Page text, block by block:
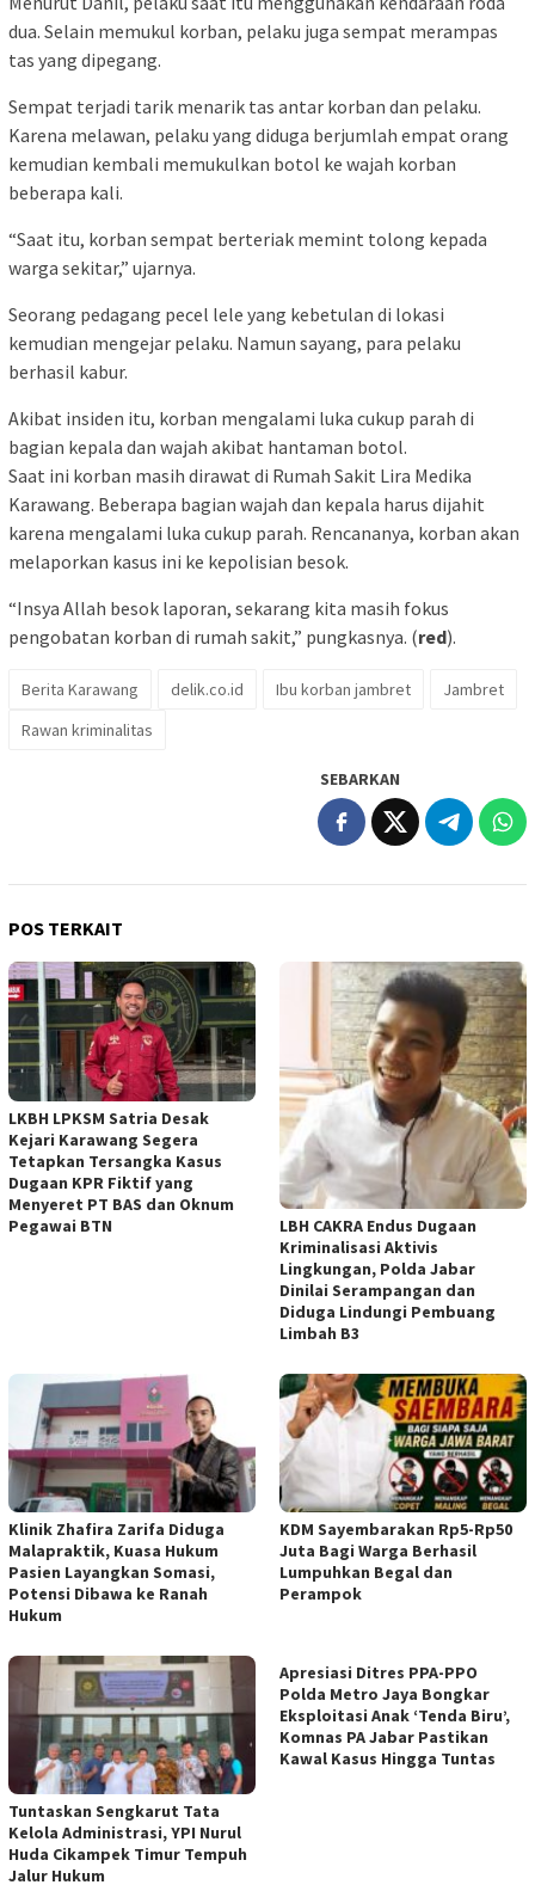
dua. Selain memukul korban, pelaku juga sempat merampas
tas yang dipegang.
Sempat terjadi tarik menarik tas antar korban dan pelaku.
Karena melawan, pelaku yang diduga berjumlah empat orang
kemudian kembali memukulkan botol ke wajah korban
beberapa kali.
“Saat itu, korban sempat berteriak memint tolong kepada
warga sekitar,” ujarnya.
Seorang pedagang pecel lele yang kebetulan di lokasi
kemudian mengejar pelaku. Namun sayang, para pelaku
berhasil kabur.
Akibat insiden itu, korban mengalami luka cukup parah di
bagian kepala dan wajah akibat hantaman botol.
Saat ini korban masih dirawat di Rumah Sakit Lira Medika
Karawang. Beberapa bagian wajah dan kepala harus dijahit
karena mengalami luka cukup parah. Rencananya, korban akan
melaporkan kasus ini ke kepolisian besok.
“Insya Allah besok laporan, sekarang kita masih fokus
pengobatan korban di rumah sakit,” pungkasnya. (red).
Berita Karawang delik.co.id Ibu korban jambret
Jambret
Rawan kriminalitas
SEBARKAN
POS TERKAIT
LKBH LPKSM Satria Desak
Kejari Karawang Segera
Tetapkan Tersangka Kasus
Dugaan KPR Fiktif yang
Menyeret PT BAS dan Oknum
Pegawai BTN
LBH CAKRA Endus Dugaan
Kriminalisasi Aktivis
Lingkungan, Polda Jabar
Dinilai Serampangan dan
Diduga Lindungi Pembuang
Limbah B3
Klinik Zhafira Zarifa Diduga
Malapraktik, Kuasa Hukum
Pasien Layangkan Somasi,
Potensi Dibawa ke Ranah
Hukum
KDM Sayembarakan Rp5-Rp50
Juta Bagi Warga Berhasil
Lumpuhkan Begal dan
Perampok
Tuntaskan Sengkarut Tata
Kelola Administrasi, YPI Nurul
Huda Cikampek Timur Tempuh
Jalur Hukum
Apresiasi Ditres PPA-PPO
Polda Metro Jaya Bongkar
Eksploitasi Anak ‘Tenda Biru’,
Komnas PA Jabar Pastikan
Kawal Kasus Hingga Tuntas